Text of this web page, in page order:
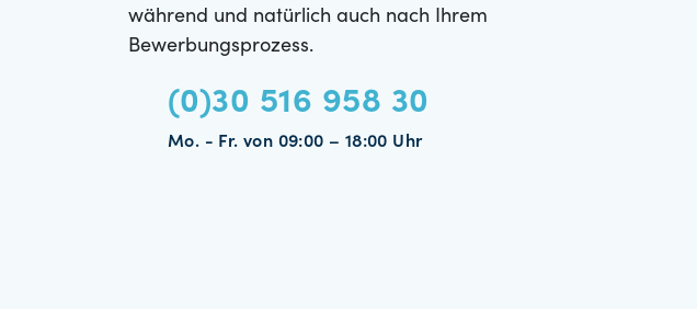
während und natürlich auch nach Ihrem
Bewerbungsprozess.
(0)30 516 958 30
Mo. - Fr. von 09:00 – 18:00 Uhr